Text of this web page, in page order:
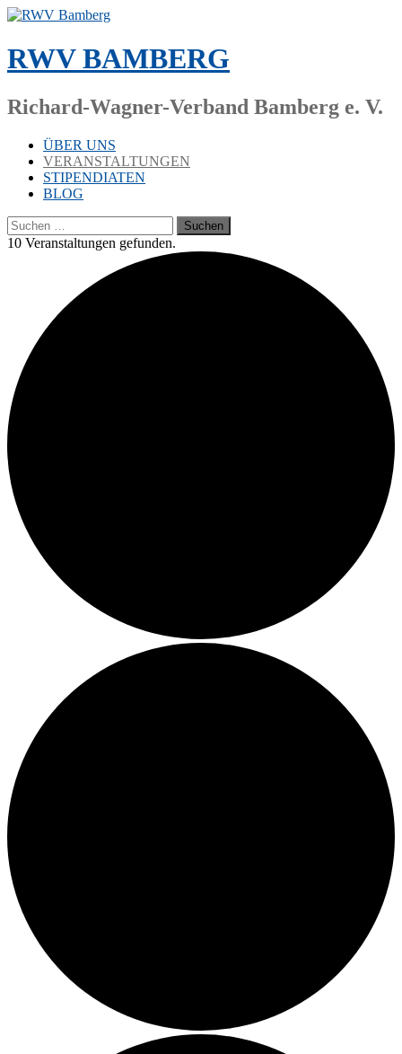
Zum
springen
RWV BAMBERG
Richard-Wagner-Verband Bamberg e. V.
ÜBER UNS
VERANSTALTUNGEN
STIPENDIATEN
BLOG
Suchen
nach:
10 Ver­an­stal­tun­gen gefunden.